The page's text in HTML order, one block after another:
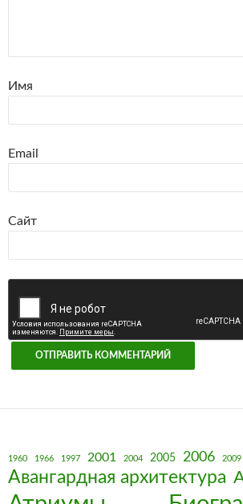
Имя
Email
Сайт
1960 1966 1997 2001 2004 2005 2006 2009
Авангардная архитектура